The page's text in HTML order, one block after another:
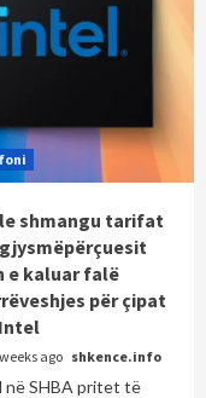
shmangu tarifat
e kaluar falë
për çipat
ago shkence.info
në SHBA pritet të